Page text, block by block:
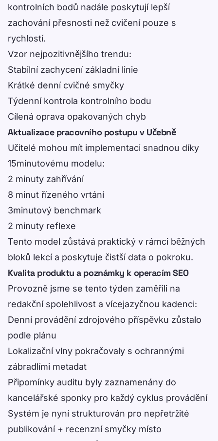
kontrolních bodů nadále poskytují lepší
zachování přesnosti než cvičení pouze s
rychlostí.
Vzor nejpozitivnějšího trendu:
Stabilní zachycení základní linie
Krátké denní cvičné smyčky
Týdenní kontrola kontrolního bodu
Cílená oprava opakovaných chyb
Aktualizace pracovního postupu v Učebně
Učitelé mohou mít implementaci snadnou díky
15minutovému modelu:
2 minuty zahřívání
8 minut řízeného vrtání
3minutový benchmark
2 minuty reflexe
Tento model zůstává praktický v rámci běžných
bloků lekcí a poskytuje čistší data o pokroku.
Kvalita produktu a poznámky k operacím SEO
Provozně jsme se tento týden zaměřili na
redakční spolehlivost a vícejazyčnou kadenci:
Denní provádění zdrojového příspěvku zůstalo
podle plánu
Lokalizační vlny pokračovaly s ochrannými
zábradlími metadat
Připomínky auditu byly zaznamenány do
kancelářské sponky pro každý cyklus provádění
Systém je nyní strukturován pro nepřetržité
publikování + recenzní smyčky místo